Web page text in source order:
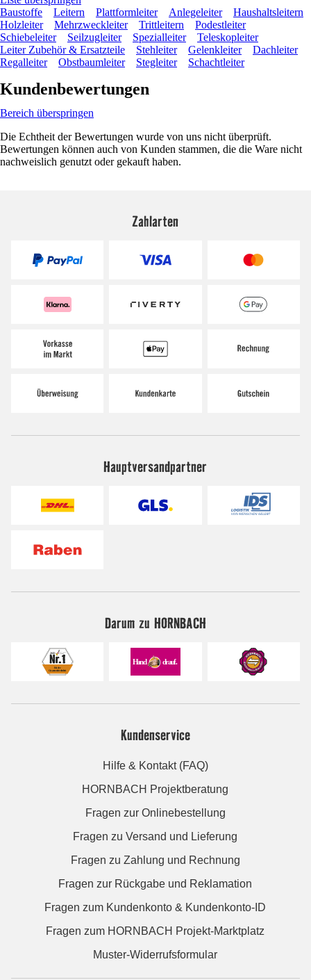
Baustoffe
Leitern Plattformleiter Anlegeleiter
Haushaltsleitern
Holzleiter
Mehrzweckleiter Trittleitern
Podestleiter
Schiebeleiter
Seilzugleiter Spezialleiter
Teleskopleiter
Leiter Zubehör & Ersatzteile
Stehleiter Gelenkleiter
Dachleiter
Regalleiter
Obstbaumleiter Stegleiter Schachtleiter
Kundenbewertungen
Bereich überspringen
Die Echtheit der Bewertungen wurde von uns nicht überprüft.
Bewertungen können auch von Kunden stammen, die die Ware nicht
nachweislich genutzt oder gekauft haben.
Zahlarten
Hauptversandpartner
Darum zu HORNBACH
Kundenservice
Hilfe & Kontakt (FAQ)
HORNBACH Projektberatung
Fragen zur Onlinebestellung
Fragen zu Versand und Lieferung
Fragen zu Zahlung und Rechnung
Fragen zur Rückgabe und Reklamation
Fragen zum Kundenkonto & Kundenkonto-ID
Fragen zum HORNBACH Projekt-Marktplatz
Muster-Widerrufsformular